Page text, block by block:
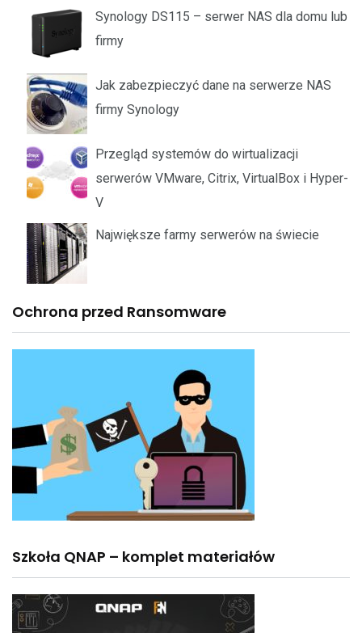
Synology DS115 – serwer NAS dla domu lub
firmy
Jak zabezpieczyć dane na serwerze NAS
firmy Synology
Przegląd systemów do wirtualizacji
serwerów VMware, Citrix, VirtualBox i Hyper-
V
Największe farmy serwerów na świecie
Ochrona przed Ransomware
Szkoła QNAP – komplet materiałów